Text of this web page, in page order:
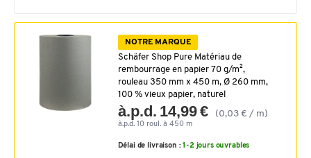
NOTRE MARQUE
Schäfer Shop Pure Matériau de
rembourrage en papier 70 g/m²,
rouleau 350 mm x 450 m, Ø 260 mm,
100 % vieux papier, naturel
à.p.d. 14,99 € (0,03 € / m)
à.p.d. 10 roul. à 450 m
Délai de livraison :1-2 jours ouvrables